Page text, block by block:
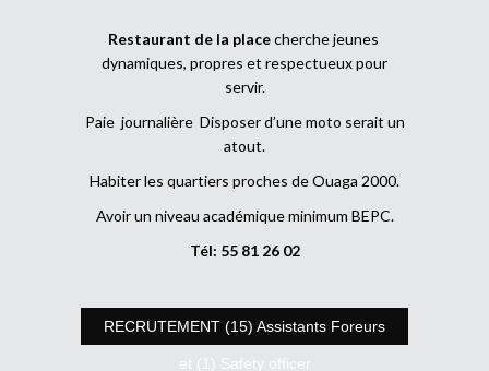
Restaurant de la placecherche jeunes
dynamiques, propres et respectueux pour
servir.
Paie journalière Disposer d’une moto serait un
atout.
Habiter les quartiers proches de Ouaga 2000.
Avoir un niveau académique minimum BEPC.
Tél: 55 81 26 02
RECRUTEMENT (15) Assistants Foreurs
et (1) Safety officer